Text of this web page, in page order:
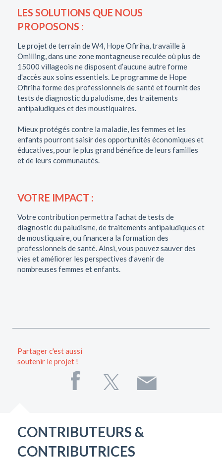
LES SOLUTIONS QUE NOUS
PROPOSONS :
Le projet de terrain de W4, Hope Ofiriha, travaille à
Omilling, dans une zone montagneuse reculée où plus de
15000 villageois ne disposent d’aucune autre forme
d'accès aux soins essentiels. Le programme de Hope
Ofiriha forme des professionnels de santé et fournit des
tests de diagnostic du paludisme, des traitements
antipaludiques et des moustiquaires.
Mieux protégés contre la maladie, les femmes et les
enfants pourront saisir des opportunités économiques et
éducatives, pour le plus grand bénéfice de leurs familles
et de leurs communautés.
VOTRE IMPACT :
Votre contribution permettra l’achat de tests de
diagnostic du paludisme, de traitements antipaludiques et
de moustiquaire, ou financera la formation des
professionnels de santé. Ainsi, vous pouvez sauver des
vies et améliorer les perspectives d’avenir de
nombreuses femmes et enfants.
Partager c'est aussi
soutenir le projet !
CONTRIBUTEURS &
CONTRIBUTRICES